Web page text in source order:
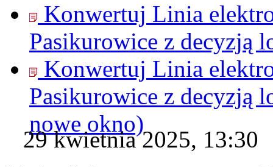
Konwertuj Linia
Pasikurowice z decyzją
Konwertuj Linia
Pasikurowice z decyzją
nowe okno)
29 kwietnia 2025, 13:30